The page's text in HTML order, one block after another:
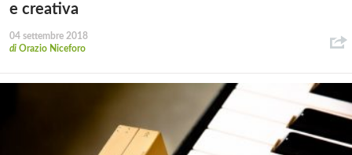
e creativa
04 settembre 2018
di Orazio Niceforo